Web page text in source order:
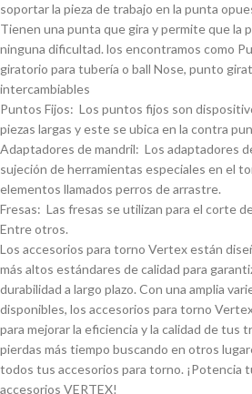
soportar la pieza de trabajo en la punta
Tienen una punta que gira y permite que la
ninguna dificultad. los encontramos como
giratorio para tuberí­a o ball Nose, punto
intercambiables
Puntos Fijos: Los puntos fijos son
piezas largas y este se ubica en la contra
Adaptadores de mandril: Los adaptadores
sujeción de herramientas especiales en el
elementos llamados perros de arrastre.
Fresas: Las fresas se utilizan para el corte
Entre otros.
Los accesorios para torno Vertex están
más altos estándares de calidad para
durabilidad a largo plazo. Con una amplia
disponibles, los accesorios para torno
para mejorar la eficiencia y la calidad de tus
pierdas más tiempo buscando en otros
todos tus accesorios para torno. ¡Potencia
accesorios VERTEX!